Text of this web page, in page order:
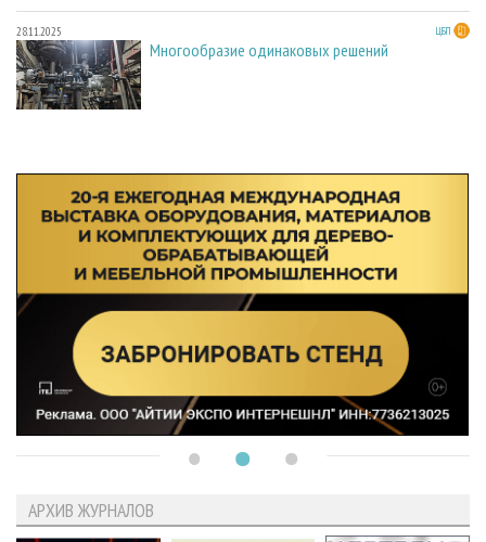
28.11.2025 ЦБП
Многообразие одинаковых решений
АРХИВ ЖУРНАЛОВ